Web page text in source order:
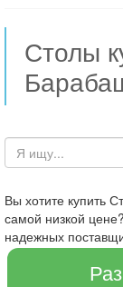
Столы
Вы хотите купить
самой низкой
надежных